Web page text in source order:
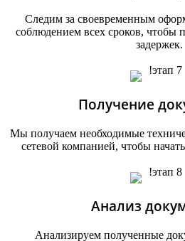
Следим за своевременным
соблюдением всех сроков, чтобы
задержек.
Получение
Мы получаем необходимые
сетевой компанией, чтобы
Анализ
Анализируем полученные